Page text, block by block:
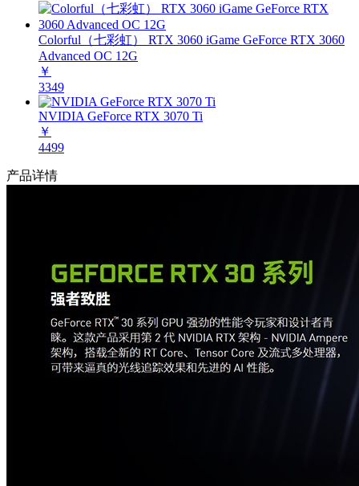
Colorful（七彩虹） RTX 3060 iGame GeForce RTX 3060
Advanced OC 12G
￥
3349
NVIDIA GeForce RTX 3070 Ti
￥
4499
产品详情